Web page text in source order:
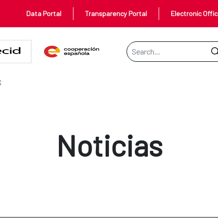
Data Portal Transparency Portal Electronic
Search Bar
Noticias